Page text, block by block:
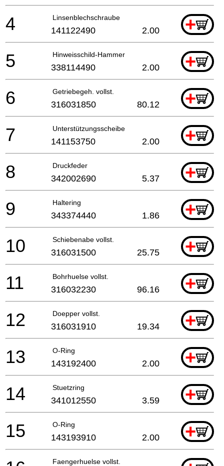
Linsenblechschraube +
4 141122490 2.00
Hinweisschild-Hammer +
5 338114490 2.00
Getriebegeh. vollst. +
6 316031850 80.12
Unterstützungsscheibe +
7 141153750 2.00
Druckfeder +
8 342002690 5.37
Haltering +
9 343374440 1.86
Schiebenabe vollst. +
10 316031500 25.75
Bohrhuelse vollst. +
11 316032230 96.16
Doepper vollst. +
12 316031910 19.34
O-Ring +
13 143192400 2.00
Stuetzring +
14 341012550 3.59
O-Ring +
15 143193910 2.00
Faengerhuelse vollst.